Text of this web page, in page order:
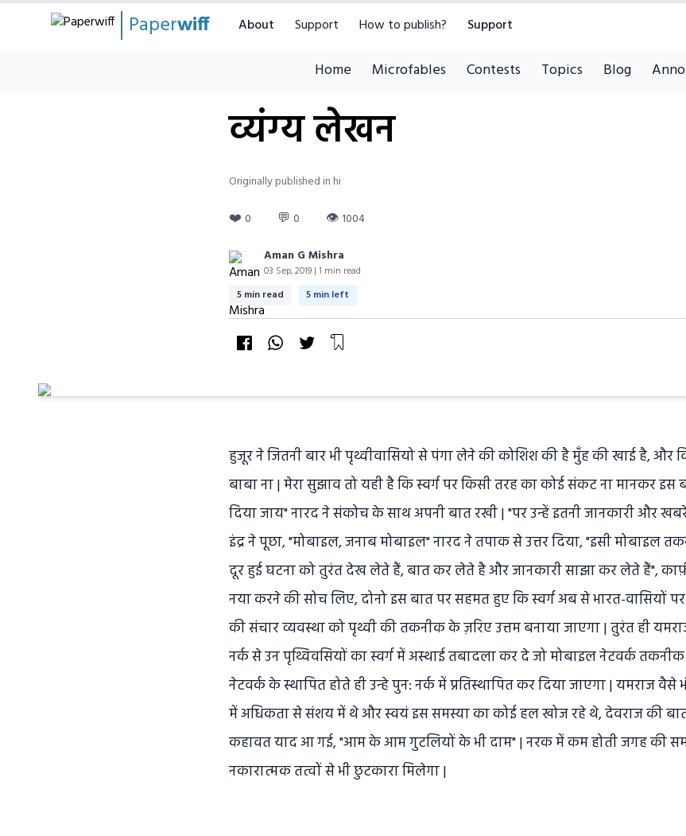
Paperwiff About Support How to publish? Support
Home Microfables Contests Topics Blog
व्यंग्य लेखन
Originally published in hi
❤️ 0 💬 0 👁 1004
Aman G Mishra
03 Sep, 2019 | 1 min read
5 min read 5 min left
हुजूर ने जितनी बार भी पृथ्वीवासियो से पंगा लेने की कोशिश की है मुँह की खाई है, और
बाबा ना | मेरा सुझाव तो यही है कि स्वर्ग पर किसी तरह का कोई संकट ना मानकर
दिया जाय" नारद ने संकोच के साथ अपनी बात रखी | "पर उन्हें इतनी जानकारी और
इंद्र ने पूछा, "मोबाइल, जनाब मोबाइल" नारद ने तपाक से उत्तर दिया, "इसी मोबाइल
दूर हुई घटना को तुरंत देख लेते हैं, बात कर लेते है और जानकारी साझा कर लेते हैं",
नया करने की सोच लिए, दोनो इस बात पर सहमत हुए कि स्वर्ग अब से भारत-वासियों
की संचार व्यवस्था को पृथ्वी की तकनीक के ज़रिए उत्तम बनाया जाएगा | तुरंत ही
नर्क से उन पृथ्विवसियों का स्वर्ग में अस्थाई तबादला कर दे जो मोबाइल नेटवर्क
नेटवर्क के स्थापित होते ही उन्हे पुन: नर्क में प्रतिस्थापित कर दिया जाएगा | यमराज वैसे
में अधिकता से संशय में थे और स्वयं इस समस्या का कोई हल खोज रहे थे, देवराज की
कहावत याद आ गई, "आम के आम गुटलियों के भी दाम" | नरक में कम होती जगह की
नकारात्मक तत्वों से भी छुटकारा मिलेगा |